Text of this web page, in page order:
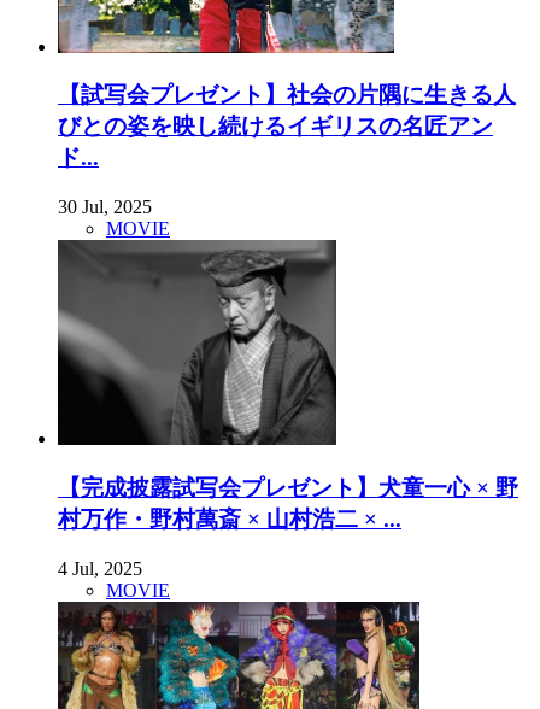
【試写会プレゼント】社会の片隅に生きる人
びとの姿を映し続けるイギリスの名匠アン
ド...
30 Jul, 2025
MOVIE
【完成披露試写会プレゼント】犬童一心 × 野
村万作・野村萬斎 × 山村浩二 × ...
4 Jul, 2025
MOVIE